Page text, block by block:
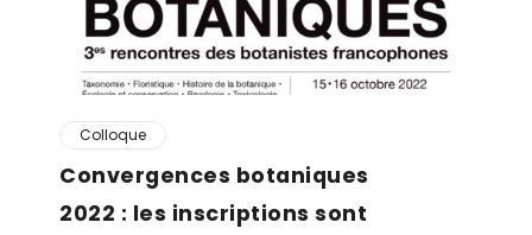
Colloque
Convergences botaniques
2022 : les inscriptions sont